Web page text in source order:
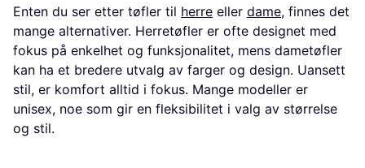
Enten du ser etter tøfler til herre eller dame, finnes det
mange alternativer. Herretøfler er ofte designet med
fokus på enkelhet og funksjonalitet, mens dametøfler
kan ha et bredere utvalg av farger og design. Uansett
stil, er komfort alltid i fokus. Mange modeller er
unisex, noe som gir en fleksibilitet i valg av størrelse
og stil.